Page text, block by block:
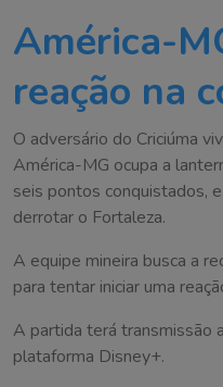
América-
reação na
O adversário do Criciúma
América-MG ocupa a
seis pontos conquistados,
derrotar o Fortaleza.
A equipe mineira busca a
para tentar iniciar uma
A partida terá transmissão
plataforma Disney+.